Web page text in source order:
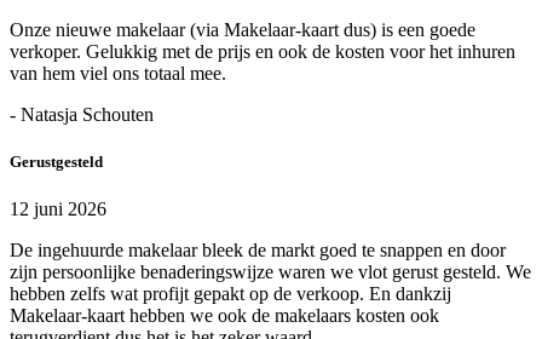
Onze nieuwe makelaar (via Makelaar-kaart dus) is een goede
verkoper. Gelukkig met de prijs en ook de kosten voor het inhuren
van hem viel ons totaal mee.
- Natasja Schouten
Gerustgesteld
12 juni 2026
De ingehuurde makelaar bleek de markt goed te snappen en door
zijn persoonlijke benaderingswijze waren we vlot gerust gesteld. We
hebben zelfs wat profijt gepakt op de verkoop. En dankzij
Makelaar-kaart hebben we ook de makelaars kosten ook